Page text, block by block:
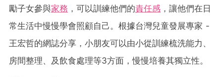
勵子女參與家務 ，可以訓練他們的責任感 ，讓他們在日
常生活中慢慢學會照顧自己。根據台灣兒童發展專家 -
王宏哲的網誌分享，小朋友可以由小從訓練梳洗能力、
房間整理、及飲食處理等3方面，慢慢培養其獨立性。